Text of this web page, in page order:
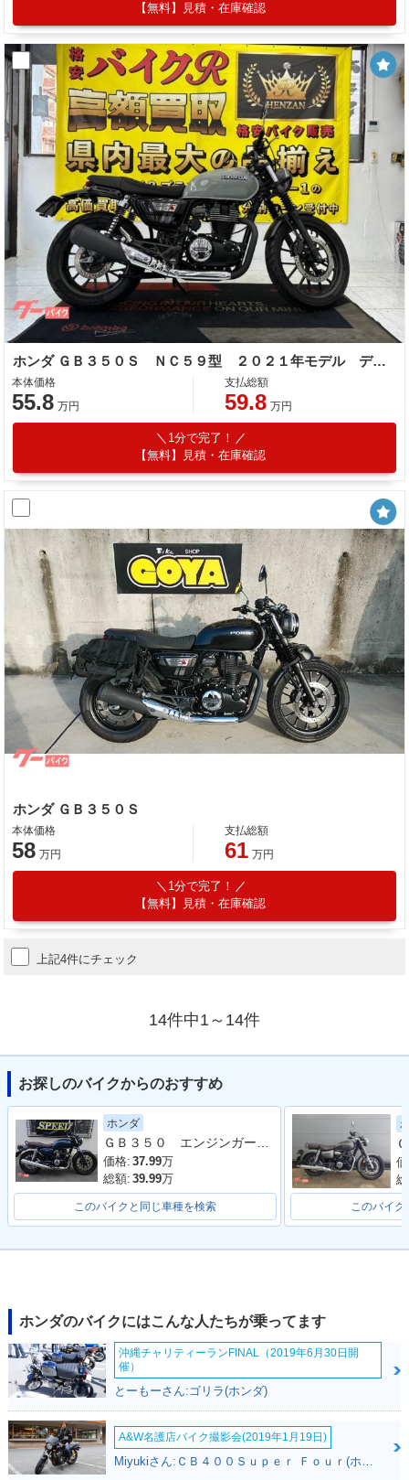
【無料】見積・在庫確認
ホンダ ＧＢ３５０Ｓ ＮＣ５９型 ２０２１年モデル デイトナタコメーター スマホホルダー
本体価格
55.8 万円
支払総額
59.8 万円
1分で完了！
【無料】見積・在庫確認
ホンダ ＧＢ３５０Ｓ
本体価格
58 万円
支払総額
61 万円
1分で完了！
【無料】見積・在庫確認
上記4件にチェック
14件中1～14件
お探しのバイクからのおすすめ
ホンダ
価格: 37.99万
総額: 39.99万
このバイクと同じ車種を検索 このバイク
ホンダのバイクにはこんな人たちが乗ってます
沖縄チャリティーランFINAL（2019年6月30日開
催）
とーもーさん:ゴリラ(ホンダ)
A&W名護店バイク撮影会(2019年1月19日)